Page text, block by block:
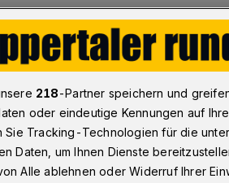
Teilsperrung der Wuppertaler
218-Partner speichern und
oder eindeutige Kennungen auf
Sie Tracking-Technologien für die
Daten, um Ihnen Dienste
Alle ablehnen oder Widerruf Ihrer